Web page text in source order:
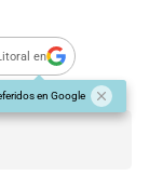
en
en Google